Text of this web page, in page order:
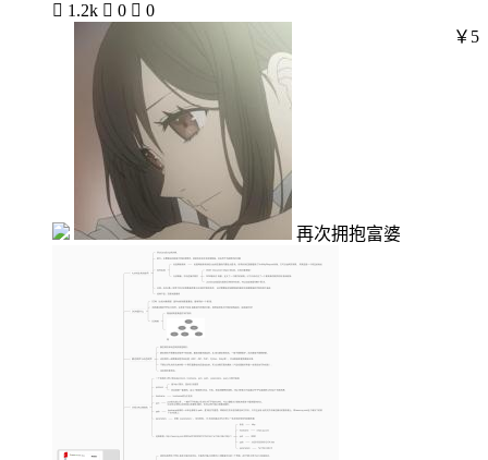
 1.2k  0  0
再次拥抱富婆
￥5